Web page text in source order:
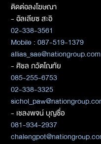
ติดต่อลงโฆษณา
- อัลเลียซ สะอิ
02-338-3561
Mobile : 087-519-1379
allias_sae@nationgroup.com
- ศิชล ภวัตโณทัย
085-255-6753
02-338-3325
- เชลงพจน์ บุญซื่อ
081-934-2937